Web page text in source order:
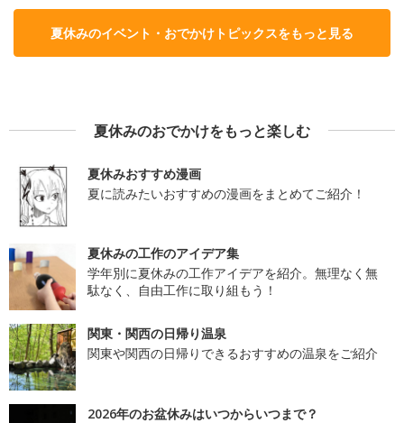
夏休みのイベント・おでかけトピックスをもっと見る
夏休みのおでかけをもっと楽しむ
夏休みおすすめ漫画
夏に読みたいおすすめの漫画をまとめてご紹介！
夏休みの工作のアイデア集
学年別に夏休みの工作アイデアを紹介。無理なく無
駄なく、自由工作に取り組もう！
関東・関西の日帰り温泉
関東や関西の日帰りできるおすすめの温泉をご紹介
2026年のお盆休みはいつからいつまで？